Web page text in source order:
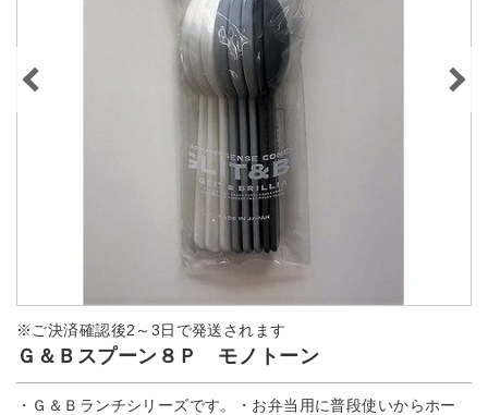
※ご決済確認後2～3日で発送されます
Ｇ＆Ｂスプーン８Ｐ モノトーン
・Ｇ＆Ｂランチシリーズです。・お弁当用に普段使いからホー